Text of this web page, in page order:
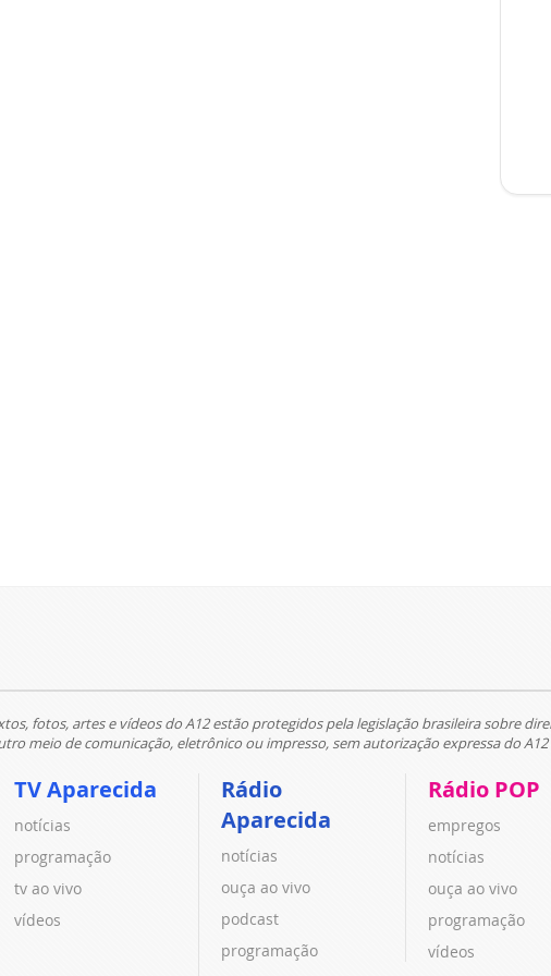
fotos, artes e vídeos do A12 estão protegidos pela legislação brasileira sobre
meio de comunicação, eletrônico ou impresso, sem autorização expressa do
TV Aparecida
notícias
programação
tv ao vivo
vídeos
Rádio
Aparecida
notícias
ouça ao vivo
podcast
programação
Rádio POP
empregos
notícias
ouça ao vivo
programação
vídeos